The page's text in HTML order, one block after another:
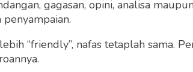
Ingat saya
gagasan, opini, analisa
“friendly”, nafas tetaplah sama.